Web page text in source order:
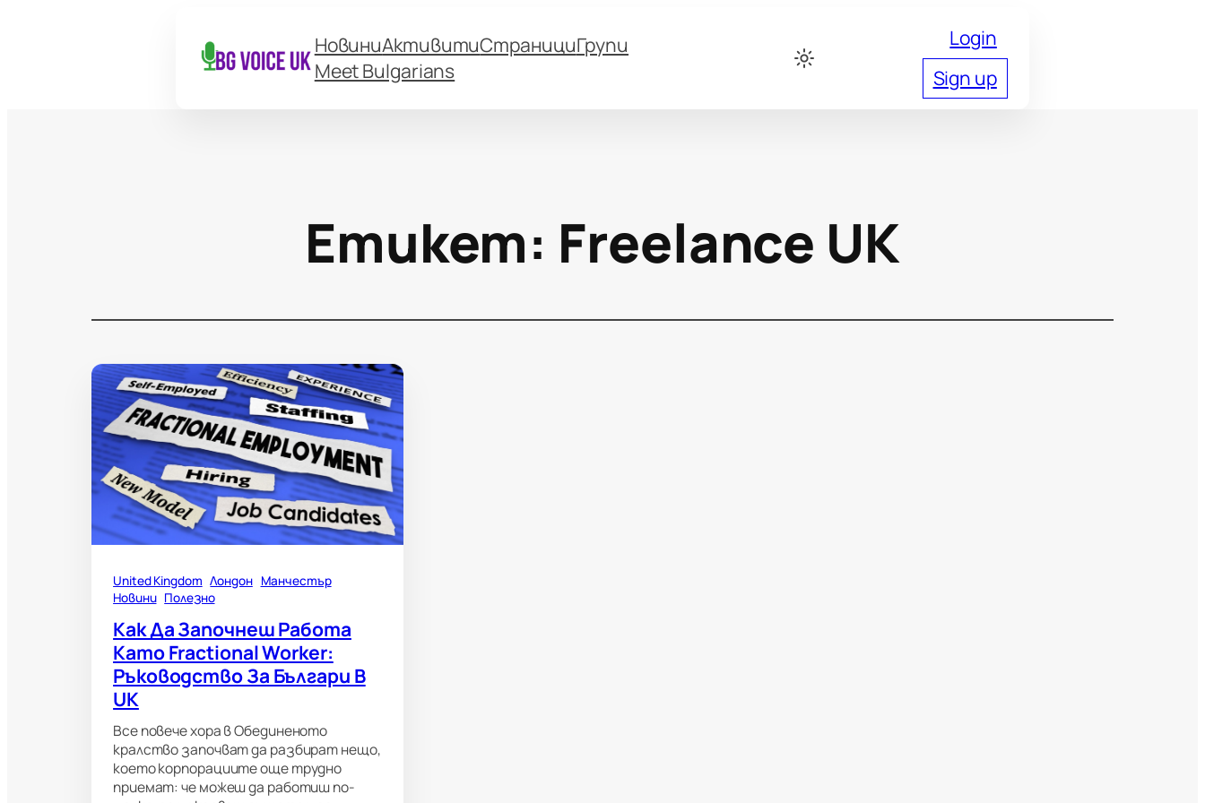
НовиниАктивитиСтранициГрупи
Meet Bulgarians
Login
Sign up
Етикет: Freelance UK
United Kingdom Лондон Манчестър
Новини Полезно
Как Да Започнеш Работа
Като Fractional Worker:
Ръководство За Българи В
UK
Все повече хора в Обединеното
кралство започват да разбират нещо,
което корпорациите още трудно
приемат: че можеш да работиш по-